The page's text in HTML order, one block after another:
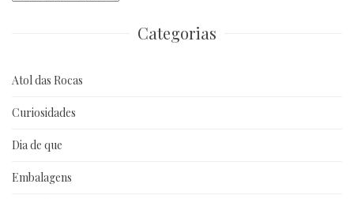
Categorias
Atol das Rocas
Curiosidades
Dia de que
Embalagens